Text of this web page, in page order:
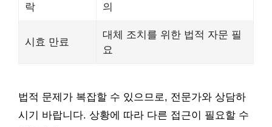
락
의
시효 만료
대체 조치를 위한 법적 자문 필
요
법적 문제가 복잡할 수 있으므로, 전문가와 상담하
시기 바랍니다. 상황에 따라 다른 접근이 필요할 수